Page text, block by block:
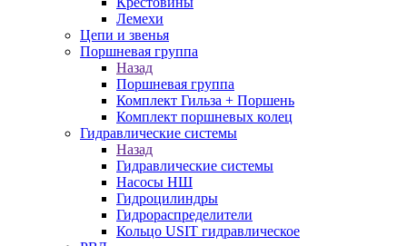
Лемехи
Цепи и звенья
Поршневая группа
Назад
Поршневая группа
Комплект Гильза + Поршень
Комплект поршневых колец
Гидравлические системы
Назад
Гидравлические системы
Насосы НШ
Гидроцилиндры
Гидрораспределители
Кольцо USIT гидравлическое